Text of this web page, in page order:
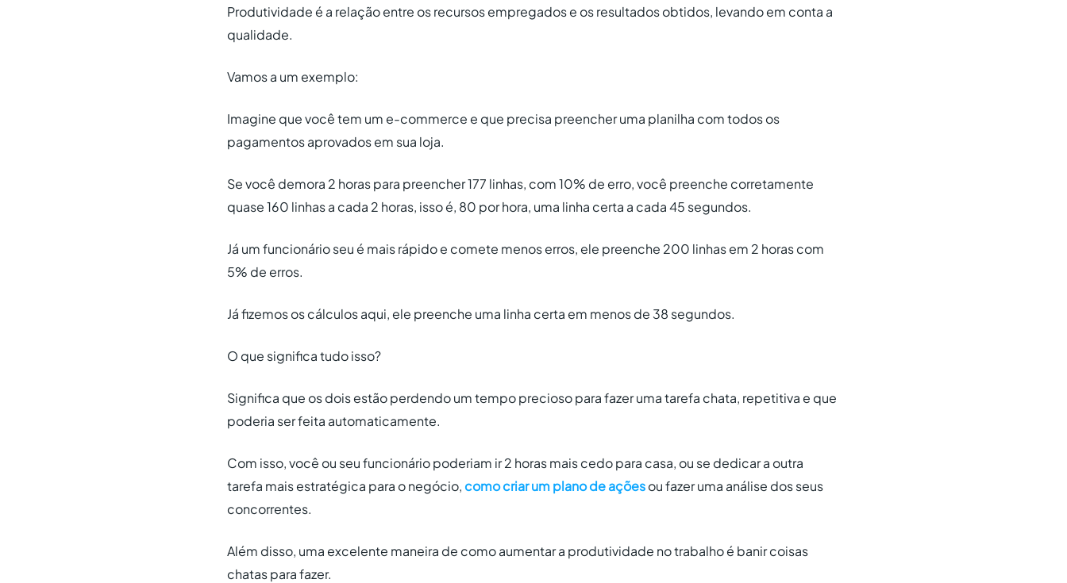
Produtividade é a relação entre os recursos empregados e os resultados obtidos, levando em conta a
qualidade.
Vamos a um exemplo:
Imagine que você tem um e-commerce e que precisa preencher uma planilha com todos os
pagamentos aprovados em sua loja.
Se você demora 2 horas para preencher 177 linhas, com 10% de erro, você preenche corretamente
quase 160 linhas a cada 2 horas, isso é, 80 por hora, uma linha certa a cada 45 segundos.
Já um funcionário seu é mais rápido e comete menos erros, ele preenche 200 linhas em 2 horas com
5% de erros.
Já fizemos os cálculos aqui, ele preenche uma linha certa em menos de 38 segundos.
O que significa tudo isso?
Significa que os dois estão perdendo um tempo precioso para fazer uma tarefa chata, repetitiva e que
poderia ser feita automaticamente.
Com isso, você ou seu funcionário poderiam ir 2 horas mais cedo para casa, ou se dedicar a outra
tarefa mais estratégica para o negócio, como criar um plano de açõesou fazer uma análise dos seus
concorrentes.
Além disso, uma excelente maneira de como aumentar a produtividade no trabalho é banir coisas
chatas para fazer.